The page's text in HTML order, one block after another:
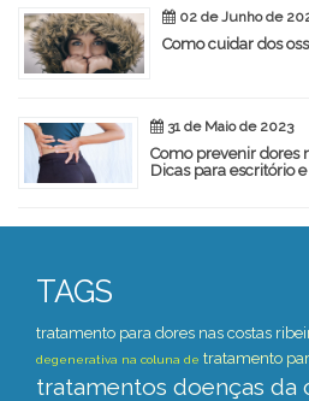
02 de Junho de
Como cuidar dos
31 de Maio de 2023
Como prevenir dores
Dicas para escritório
TAGS
tratamento para dores nas costas
degenerativa na coluna de tratamento
tratamentos doenças da